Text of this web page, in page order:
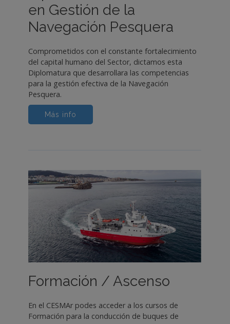
en Gestión de la
Navegación Pesquera
Comprometidos con el constante fortalecimiento
del capital humano del Sector, dictamos esta
Diplomatura que desarrollara las competencias
para la gestión efectiva de la Navegación
Pesquera.
Más info
Formación / Ascenso
En el CESMAr podes acceder a los cursos de
Formación para la conducción de buques de